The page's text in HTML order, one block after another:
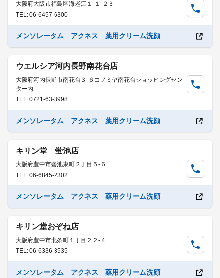
大阪府大阪市福島区海老江１-１-２３
TEL: 06-6457-6300
メンソレータム アクネス 薬用クリーム洗顔
ウエルシア河内長野南花台店
大阪府河内長野市南花台３-６コノミヤ南花台ショッピングセン
ター内
TEL: 0721-63-3998
メンソレータム アクネス 薬用クリーム洗顔
キリン堂 蛍池店
大阪府豊中市螢池東町２丁目５-６
TEL: 06-6845-2302
メンソレータム アクネス 薬用クリーム洗顔
キリン堂おぞね店
大阪府豊中市北条町１丁目２２-４
TEL: 06-6336-3535
メンソレータム アクネス 薬用クリーム洗顔